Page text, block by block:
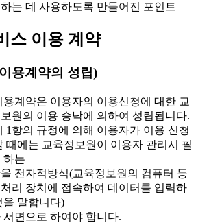
는 데 사용하도록 만들어진 포인트
스 이용 계약
용계약의 성립)
계약은 이용자의 이용신청에 대한 교
원의 이용 승낙에 의하여 성립됩니다.
항의 규정에 의해 이용자가 이용 신청
때에는 교육정보원이 이용자 관리시 필
하는
전자적방식(교육정보원의 컴퓨터 등
리 장치에 접속하여 데이터를 입력하
을 말합니다)
서면으로 하여야 합니다.